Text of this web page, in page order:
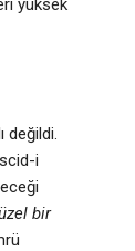
değildi.
i
bir